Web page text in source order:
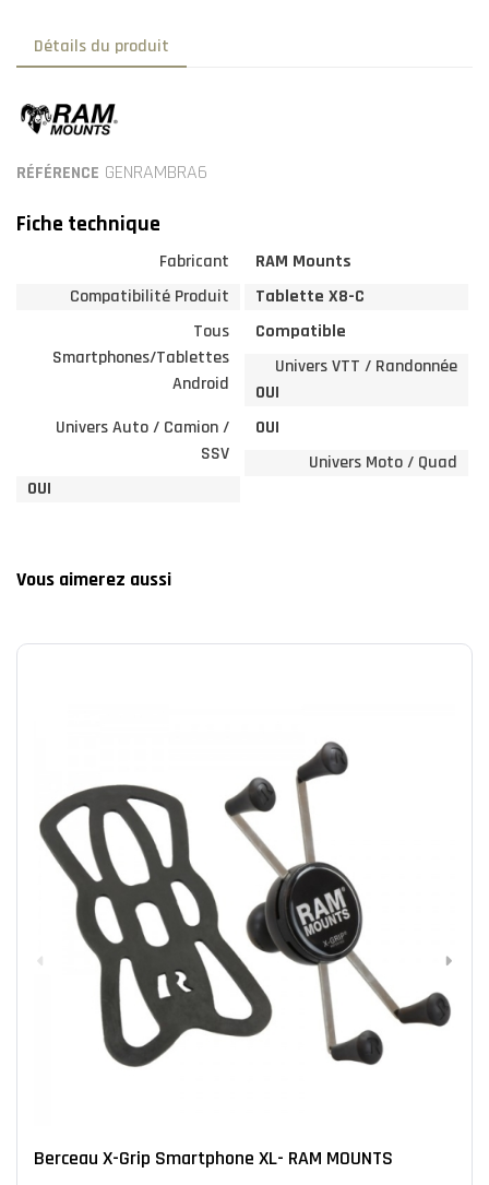
Détails du produit
RÉFÉRENCE GENRAMBRA6
Fiche technique
Fabricant
RAM Mounts
Compatibilité Produit
Tablette X8-C
Tous
Smartphones/Tablettes
Android
Compatible
Univers VTT / Randonnée
OUI
Univers Auto / Camion /
SSV
OUI
Univers Moto / Quad
OUI
Vous aimerez aussi
Berceau X-Grip Smartphone XL- RAM MOUNTS